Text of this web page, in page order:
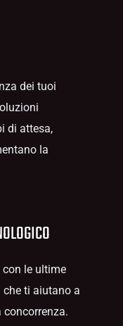
dei tuoi
di attesa,
la
le ultime
ti aiutano a